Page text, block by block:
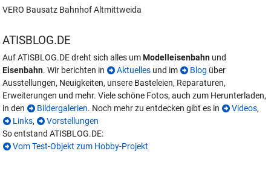
VERO Bausatz Bahnhof Altmittweida
ATISBLOG.DE
Auf ATISBLOG.DE dreht sich alles umModelleisenbahn und
Eisenbahn. Wir berichten in Aktuelles und im Blog über
Ausstellungen, Neuigkeiten, unsere Basteleien, Reparaturen,
Erweiterungen und mehr. Viele schöne Fotos, auch zum Herunterladen,
in den
Bildergalerien. Noch mehr zu entdecken gibt es in Videos,
Links,
Vorstellungen
So entstand ATISBLOG.DE:
Vom Test-Objekt zum Hobby-Projekt